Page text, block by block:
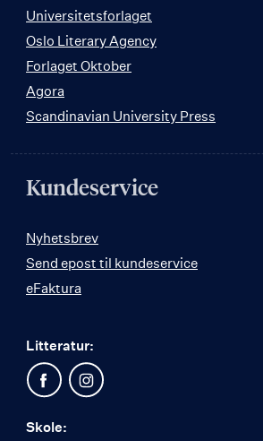
Universitetsforlaget
Oslo Literary Agency
Forlaget Oktober
Agora
Scandinavian University Press
Kundeservice
Nyhetsbrev
Send epost til kundeservice
eFaktura
Litteratur:
Skole: